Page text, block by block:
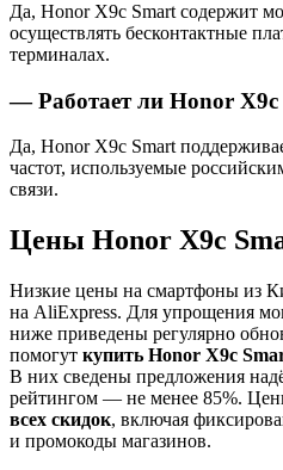
Да, Honor X9c Smart содержит
осуществлять бесконтактные
терминалах.
— Работает ли Honor X9c
Да, Honor X9c Smart
частот, используемые
связи.
Цены Honor X9c
Низкие цены на смартфоны из
на AliExpress. Для упрощения
ниже приведены регулярно
помогут купить Honor X9c
В них сведены предложения
рейтингом — не менее 85%.
всех скидок, включая
и промокоды магазинов.